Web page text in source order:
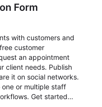
Form
with customers and
customer
an appointment
client needs. Publish
it on social networks.
or multiple staff
Get started